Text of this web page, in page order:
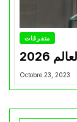
متفرقات
2026
Octobre 23, 2023